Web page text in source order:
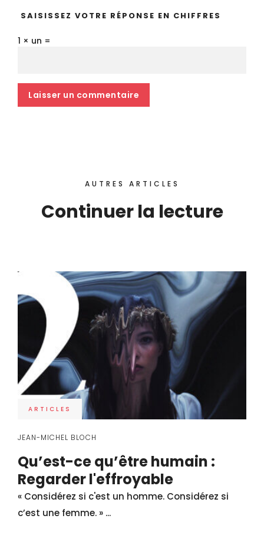
SAISISSEZ VOTRE RÉPONSE EN CHIFFRES
1 × un =
AUTRES ARTICLES
Continuer la lecture
ARTICLES
JEAN-MICHEL BLOCH
Qu’est-ce qu’être humain :
Regarder l'effroyable
« Considérez si c'est un homme. Considérez si
c’est une femme. » ...